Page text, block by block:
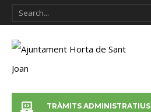
TRÀMITS ADMINISTRATIUS